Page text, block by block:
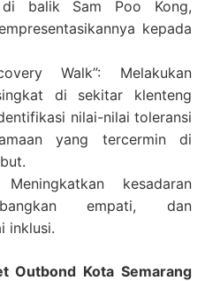
di balik Sam Poo Kong,
kepada
Walk”: Melakukan
di sekitar klenteng
nilai-nilai toleransi
yang tercermin di
kesadaran
empati, dan
inklusi.
Outbond Kota Semarang